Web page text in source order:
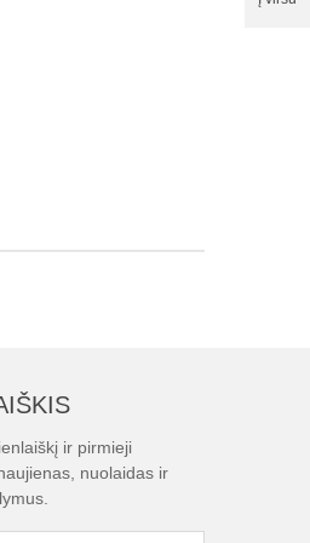
ir pirmieji
nuolaidas ir